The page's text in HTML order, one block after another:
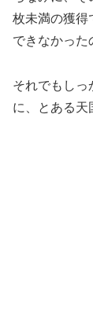
枚未満の獲得
できなかった
それでもしっ
に、とある天